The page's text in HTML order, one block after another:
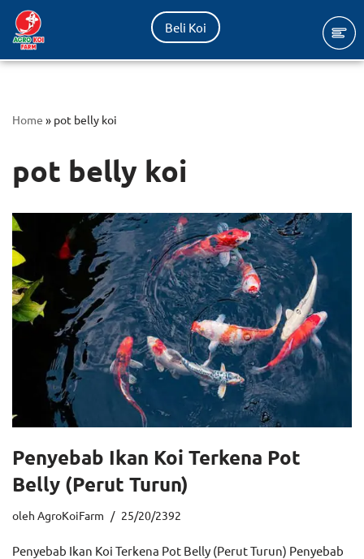
Lompat
ke
Beli Koi
Home » pot belly koi
pot belly koi
Penyebab Ikan Koi Terkena Pot
Belly (Perut Turun)
oleh AgroKoiFarm 25/20/2392
Penyebab Ikan Koi Terkena Pot Belly (Perut Turun) Penyebab